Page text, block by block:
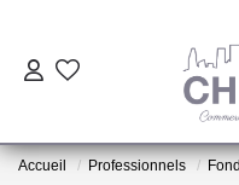
Accueil Professionnels